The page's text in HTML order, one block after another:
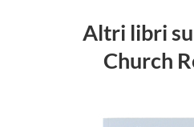
Altri libri
Church